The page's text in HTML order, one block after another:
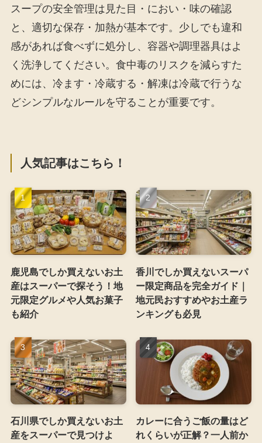
スープの安全管理は見た目・におい・味の確認
と、適切な保存・加熱が基本です。少しでも違和
感があれば食べずに処分し、容器や調理器具はよ
く洗浄してください。食中毒のリスクを減らすた
めには、冷ます・冷蔵する・解凍は冷蔵で行うな
どシンプルなルールを守ることが重要です。
人気記事はこちら！
鹿児島でしか買えないお土
産はスーパーで探そう！地
元限定グルメや人気お菓子
も紹介
香川でしか買えないスーパ
ー限定商品を完全ガイド｜
地元民おすすめやお土産ラ
ンキングも必見
石川県でしか買えないお土
産をスーパーで見つけよ
カレーに合うご飯の量はど
れくらいが正解？一人前か